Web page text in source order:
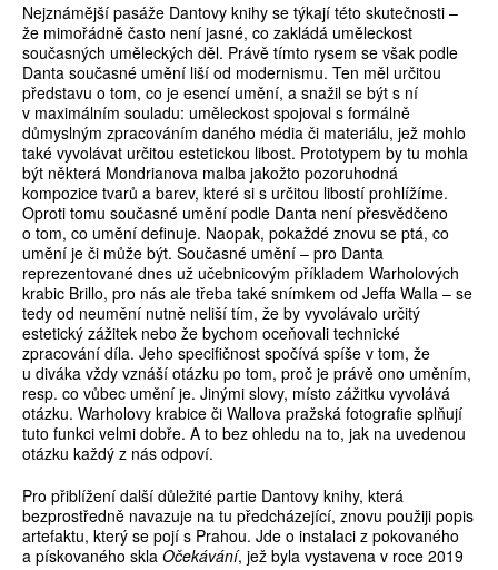
Nejznámější pasáže Dantovy knihy se týkají této skutečnosti –
že mimořádně často není jasné, co zakládá uměleckost
současných uměleckých děl. Právě tímto rysem se však podle
Danta současné umění liší od modernismu. Ten měl určitou
představu o tom, co je esencí umění, a snažil se být s ní
v maximálním souladu: uměleckost spojoval s formálně
důmyslným zpracováním daného média či materiálu, jež mohlo
také vyvolávat určitou estetickou libost. Prototypem by tu mohla
být některá Mondrianova malba jakožto pozoruhodná
kompozice tvarů a barev, které si s určitou libostí prohlížíme.
Oproti tomu současné umění podle Danta není přesvědčeno
o tom, co umění definuje. Naopak, pokaždé znovu se ptá, co
umění je či může být. Současné umění – pro Danta
reprezentované dnes už učebnicovým příkladem Warholových
krabic Brillo, pro nás ale třeba také snímkem od Jeffa Walla – se
tedy od neumění nutně neliší tím, že by vyvolávalo určitý
estetický zážitek nebo že bychom oceňovali technické
zpracování díla. Jeho specifičnost spočívá spíše v tom, že
u diváka vždy vznáší otázku po tom, proč je právě ono uměním,
resp. co vůbec umění je. Jinými slovy, místo zážitku vyvolává
otázku. Warholovy krabice či Wallova pražská fotografie splňují
tuto funkci velmi dobře. A to bez ohledu na to, jak na uvedenou
otázku každý z nás odpoví.
Pro přiblížení další důležité partie Dantovy knihy, která
bezprostředně navazuje na tu předcházející, znovu použiji popis
artefaktu, který se pojí s Prahou. Jde o instalaci z pokovaného
a pískovaného skla Očekávání, jež byla vystavena v roce 2019